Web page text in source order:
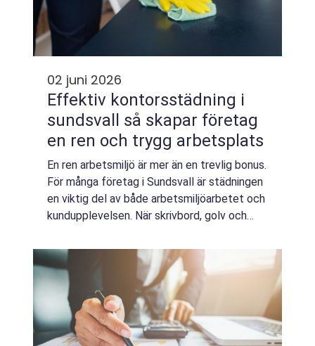
02 juni 2026
Effektiv kontorsstädning i
sundsvall så skapar företag
en ren och trygg arbetsplats
En ren arbetsmiljö är mer än en trevlig bonus.
För många företag i Sundsvall är städningen
en viktig del av både arbetsmiljöarbetet och
kundupplevelsen. När skrivbord, golv och
lättare att fokusera, samarbeta ...